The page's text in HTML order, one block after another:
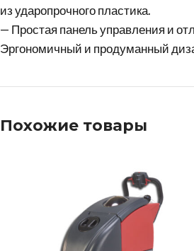
из ударопрочного пластика.
— Простая панель управления и
Эргономичный и продуманный
Похожие товары